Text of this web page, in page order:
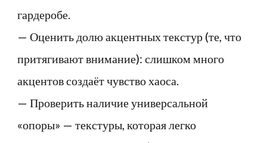
гардеробе.
— Оценить долю акцентных текстур (те, что
притягивают внимание): слишком много
акцентов создаёт чувство хаоса.
— Проверить наличие универсальной
«опоры» — текстуры, которая легко